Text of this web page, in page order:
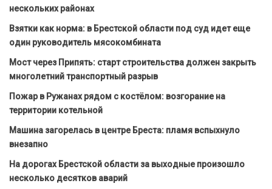
нескольких районах
Взятки как норма: в Брестской области под суд идет еще
один руководитель мясокомбината
Мост через Припять: старт строительства должен закрыть
многолетний транспортный разрыв
Пожар в Ружанах рядом с костёлом: возгорание на
территории котельной
Машина загорелась в центре Бреста: пламя вспыхнуло
внезапно
На дорогах Брестской области за выходные произошло
несколько десятков аварий